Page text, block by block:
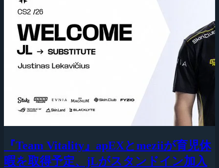
『Team Vitality』apEXとmeziiが育児休
暇を取得予定、jLがスタンドイン加入